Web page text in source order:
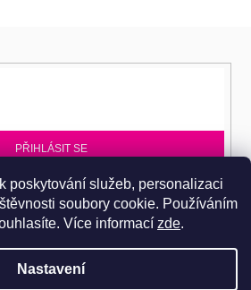
poskytování služeb, personalizaci
soubory cookie. Používáním
Více informací zde.
Nastavení
PŘIHLÁSIT SE
novinky jako první.